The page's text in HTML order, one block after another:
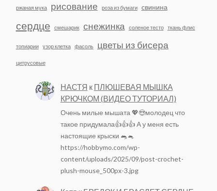
ржаная мука рисование роза из бумаги свинина
сердце смешарик снежинка соленое тесто ткань флис
топиарии узор клетка фасоль цветы из бисера
цитрусовые
НАСТЯ к ПЛЮШЕВАЯ МЫШКА
КРЮЧКОМ (ВИДЕО ТУТОРИАЛ)
Очень милые мышата 💖😍молодец что
такое придумала👍👍👍 А у меня есть
настоящие крыски 🐀🐁
https://hobbymo.com/wp-
content/uploads/2025/09/post-crochet-
plush-mouse_500px-3.jpg